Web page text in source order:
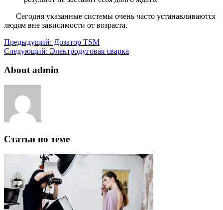
Сегодня указанные системы очень часто устанавливаются
людям вне зависимости от возраста.
Предыдущий: Дозатор TSM
Следующий: Электродуговая сварка
About admin
Статьи по теме